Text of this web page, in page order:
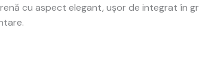
cu aspect elegant, ușor de integrat în